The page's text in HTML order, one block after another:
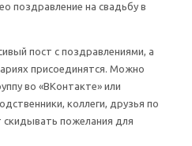
поздравление на свадьбу в
пост с поздравлениями, а
присоединятся. Можно
во «ВКонтакте» или
коллеги, друзья по
скидывать пожелания для